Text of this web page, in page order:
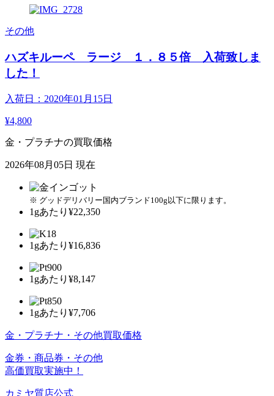
その他
ハズキルーペ ラージ １．８５倍 入荷致しま
した！
入荷日：2020年01月15日
¥4,800
金・プラチナの買取価格
2026年08月05日 現在
※ グッドデリバリー国内ブランド100g以下に限ります。
1gあたり ¥22,350
1gあたり ¥16,836
1gあたり ¥8,147
1gあたり ¥7,706
金・プラチナ・その他買取価格
金券・商品券・その他
高価買取実施中！
カミヤ質店公式